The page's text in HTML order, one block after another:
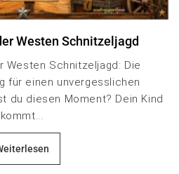
Westen Schnitzeljagd
Westen Schnitzeljagd: Die
für einen unvergesslichen
du diesen Moment? Dein Kind
kommt...